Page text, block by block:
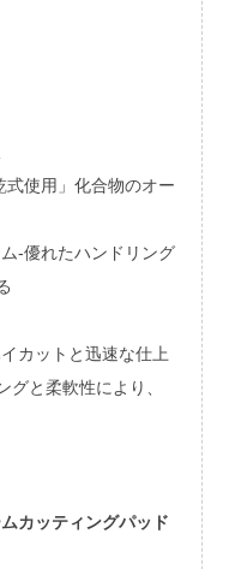
式使用」化合物のオー
-優れたハンドリング
カットと迅速な仕上
グと柔軟性により、
カッティングパッド